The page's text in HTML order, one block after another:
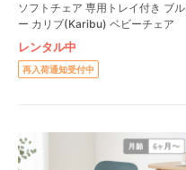
ソフトチェア 専用トレイ付き ブル
ー カリブ(Karibu) ベビーチェア
レンタル中
再入荷通知受付中